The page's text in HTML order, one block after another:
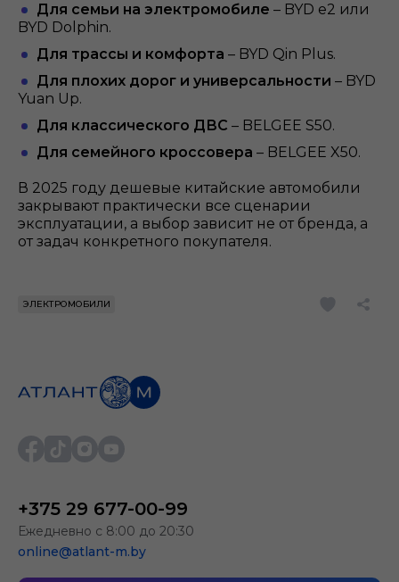
Для семьи на электромобиле – BYD e2 или
BYD Dolphin.
Для трассы и комфорта – BYD Qin Plus.
Для плохих дорог и универсальности – BYD
Yuan Up.
Для классического ДВС – BELGEE S50.
Для семейного кроссовера – BELGEE X50.
В 2025 году дешевые китайские автомобили
закрывают практически все сценарии
эксплуатации, а выбор зависит не от бренда, а
от задач конкретного покупателя.
ЭЛЕКТРОМОБИЛИ
+375 29 677-00-99
Ежедневно с 8:00 до 20:30
online@atlant-m.by